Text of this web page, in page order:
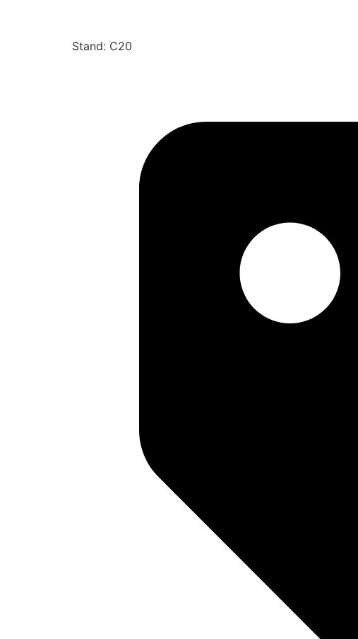
Stand: C20